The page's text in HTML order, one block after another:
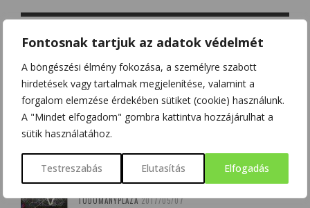
Fontosnak tartjuk az adatok védelmét
A böngészési élmény fokozása, a személyre szabott
hirdetések vagy tartalmak megjelenítése, valamint a
forgalom elemzése érdekében sütiket (cookie) használunk.
A "Mindet elfogadom" gombra kattintva hozzájárulhat a
sütik használatához.
Testreszabás Elutasítás Elfogadás
LEGTÖBB HOZZÁSZÓLÁS
ALGEBRA FELADATOK
TUDOMÁNYPLÁZA 2017/05/23
FELADATOK ÉS MEGOLDÁSOK DERIVÁLÁS
TÉMAKÖRBEN
TUDOMÁNYPLÁZA 2017/05/07